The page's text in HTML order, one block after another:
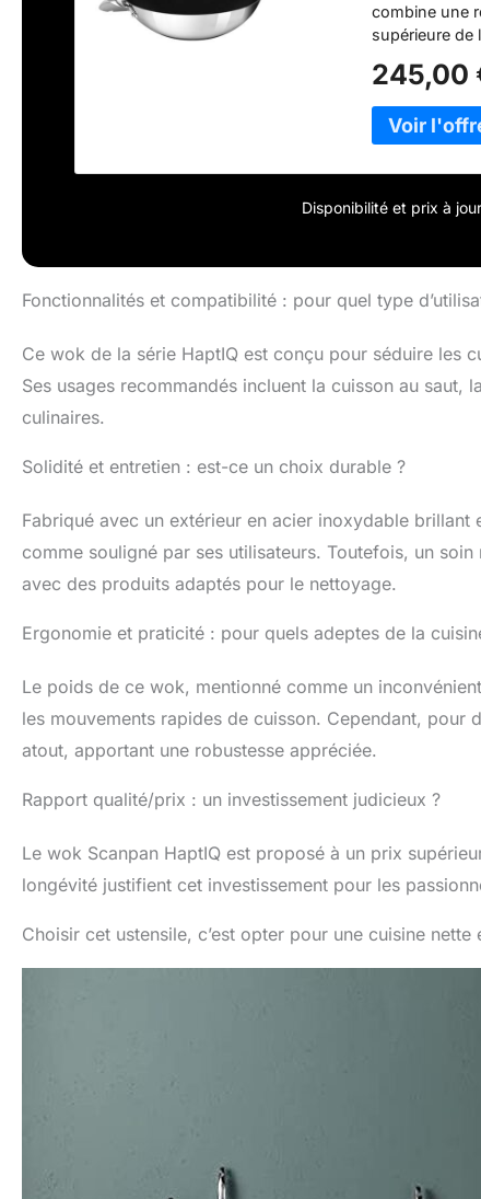
combine une
supérieure de
plaques de
les
245,00
Disponibilité et prix à
Fonctionnalités et compatibilité : pour quel type
Ce wok de la série HaptIQ est conçu pour séduire les
Ses usages recommandés incluent la cuisson au
culinaires.
Solidité et entretien : est-ce un choix durable ?
Fabriqué avec un extérieur en acier inoxydable
comme souligné par ses utilisateurs. Toutefois, un
avec des produits adaptés pour le nettoyage.
Ergonomie et praticité : pour quels adeptes de la
Le poids de ce wok, mentionné comme un
les mouvements rapides de cuisson. Cependant, pour
atout, apportant une robustesse appréciée.
Rapport qualité/prix : un investissement judicieux ?
Le wok Scanpan HaptIQ est proposé à un prix
longévité justifient cet investissement pour les
Choisir cet ustensile, c’est opter pour une cuisine nette